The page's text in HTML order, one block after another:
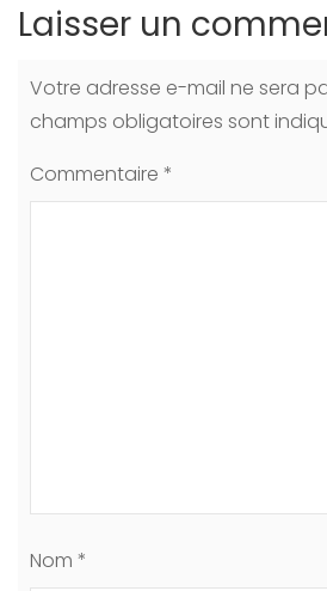
Laisser un
Votre adresse e-mail ne sera
champs obligatoires sont
Commentaire *
Nom *